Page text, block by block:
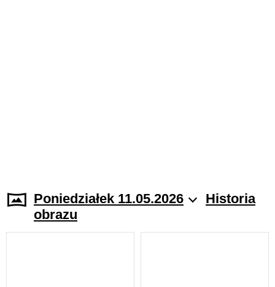
Poniedziałek 11.05.2026
Historia
obrazu